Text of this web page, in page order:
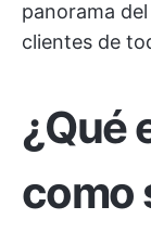
panorama
clientes de
¿Qué
como